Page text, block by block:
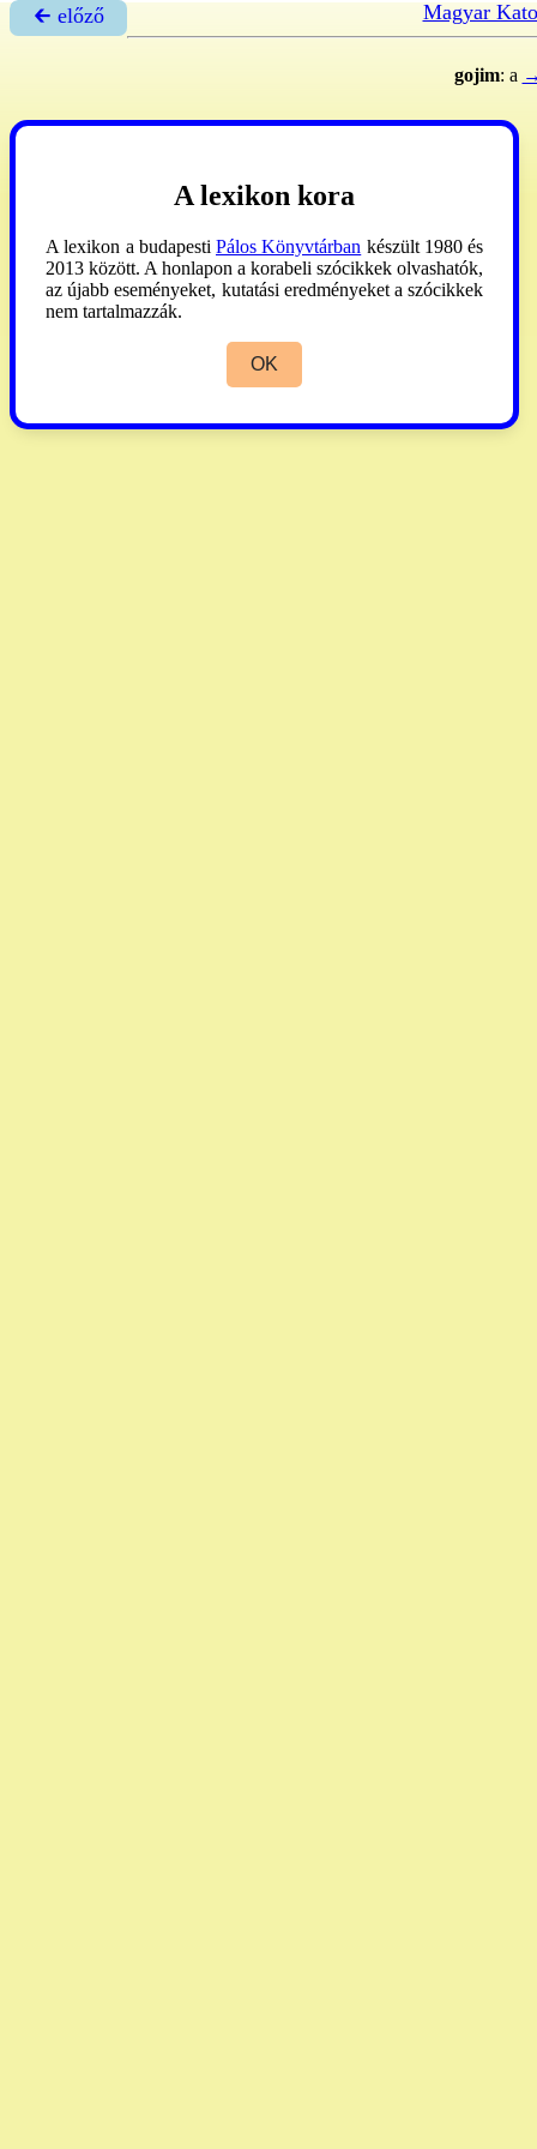
🡰 előző Magyar
gojim: a
A lexikon kora
A lexikon a budapesti Pálos Könyvtárban készült 1980 és
2013 között. A honlapon a korabeli szócikkek olvashatók,
az újabb eseményeket, kutatási eredményeket a szócikkek
nem tartalmazzák.
OK